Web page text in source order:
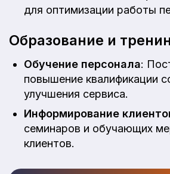
для оптимизации работы
Образование и
Обучение персонала:
повышение квалификации
улучшения сервиса.
Информирование
семинаров и обучающих
клиентов.